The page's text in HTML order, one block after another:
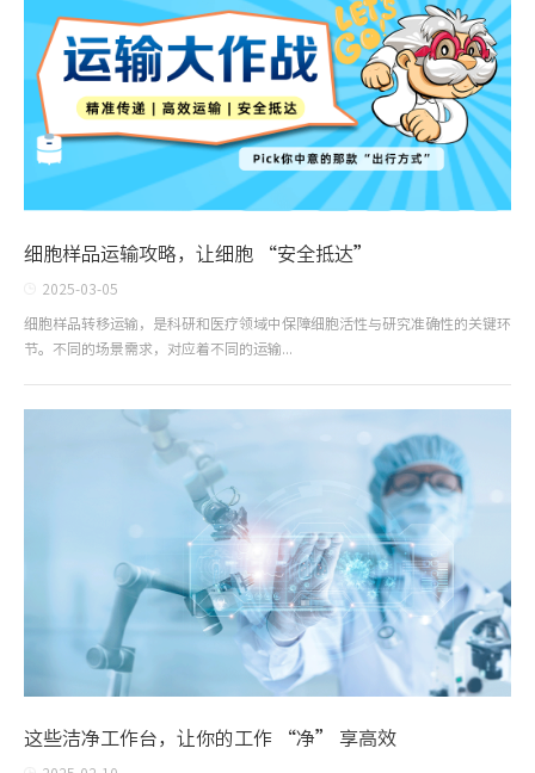
细胞样品运输攻略，让细胞 “安全抵达”
2025-03-05
细胞样品转移运输，是科研和医疗领域中保障细胞活性与研究准确性的关键环
节。不同的场景需求，对应着不同的运输...
这些洁净工作台，让你的工作 “净” 享高效